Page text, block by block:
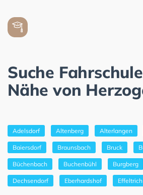
Suche
Nähe von
Adelsdorf Altenberg Alterlangen
Baiersdorf Braunsbach Bruck
Büchenbach Buchenbühl Burgberg
Dechsendorf Eberhardshof Effeltrich